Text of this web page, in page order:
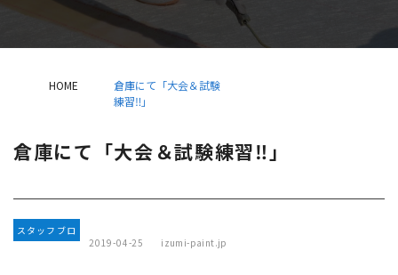
HOME
倉庫にて「大会＆試験
練習‼」
倉庫にて「大会＆試験練習‼」
スタッフブロ
2019-04-25 izumi-paint.jp